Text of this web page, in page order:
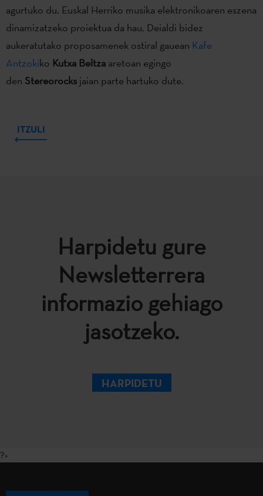
agurtuko du. Euskal Herriko musika elektronikoaren eszena
dinamizatzeko proiektua da hau. Deialdi bidez
aukeratutako proposamenek ostiral gauean Kafe
Antzokiko Kutxa Beltza aretoan egingo
den Stereorocks jaian parte hartuko dute.
ITZULI
Harpidetu gure
Newsletterrera
informazio gehiago
jasotzeko.
HARPIDETU
?>